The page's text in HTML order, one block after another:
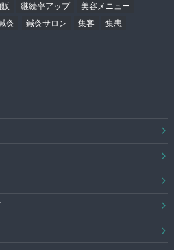
継続率アップ
美容メニュー
灸 鍼灸サロン 集客
集患